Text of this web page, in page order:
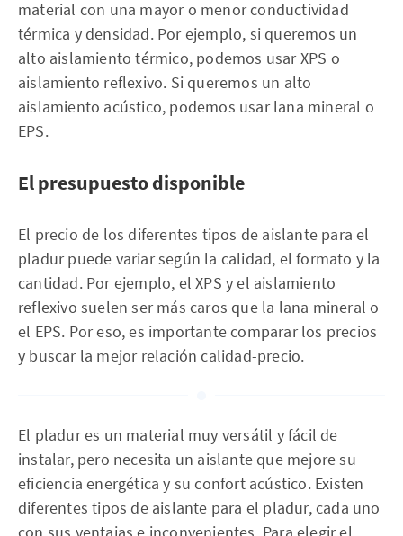
material con una mayor o menor conductividad
térmica y densidad. Por ejemplo, si queremos un
alto aislamiento térmico, podemos usar XPS o
aislamiento reflexivo. Si queremos un alto
aislamiento acústico, podemos usar lana mineral o
EPS.
Elpresupuestodisponible
El precio de los diferentes tipos de aislante para el
pladur puede variar según la calidad, el formato y la
cantidad. Por ejemplo, el XPS y el aislamiento
reflexivo suelen ser más caros que la lana mineral o
el EPS. Por eso, es importante comparar los precios
y buscar la mejor relación calidad-precio.
El pladur es un material muy versátil y fácil de
instalar, pero necesita un aislante que mejore su
eficiencia energética y su confort acústico. Existen
diferentes tipos de aislante para el pladur, cada uno
con sus ventajas e inconvenientes. Para elegir el